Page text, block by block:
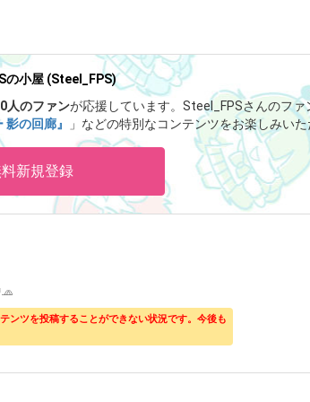
の小屋 (Steel_FPS)
人のファンが応援しています。 Steel_FPSさんのファ
の回廊』 」などの特別なコンテンツをお楽しみいた
新規登録
ンツを投稿することができない状況です。今後も